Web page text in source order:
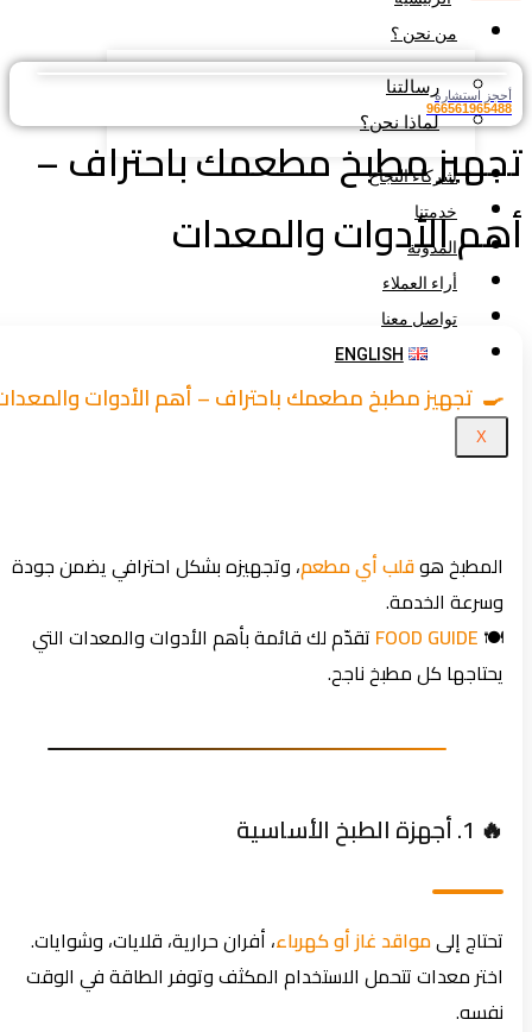
من نحن ؟
رسالتنا
لماذا نحن؟
شركاء النجاح
خدمتنا
المدونة
أراء العملاء
تواصل معنا
ENGLISH
استشارة
مطبخ مطعمك باحتراف –
الأدوات والمعدات
🍳 تجهيز مطبخ مطعمك باحتراف – أهم الأدوات والمعدات
المطبخ هوقلب أي مطعم، وتجهيزه بشكل احترافي يضمن جودة
وسرعة الخدمة.
FOOD GUIDEتقدّم لك قائمة بأهم الأدوات والمعدات التي
يحتاجها كل مطبخ ناجح.
تحتاج إلىمواقد غاز أو كهرباء، أفران حرارية، قلايات، وشوايات.
اختر معدات تتحمل الاستخدام المكثف وتوفر الطاقة في الوقت
نفسه.